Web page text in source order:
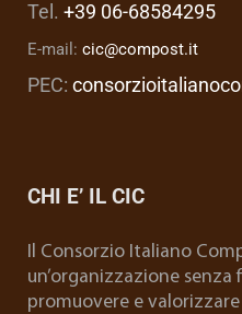
Tel. +39 06-68584295
E-mail: cic@compost.it
PEC:
CHI E’ IL CIC
Il Consorzio Italiano
un’organizzazione senza
promuovere e